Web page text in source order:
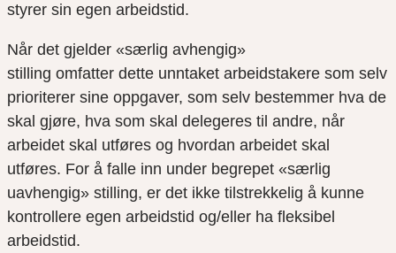
styrer sin egen arbeidstid.
Når det gjelder «særlig avhengig»
stilling omfatter dette unntaket arbeidstakere som selv
prioriterer sine oppgaver, som selv bestemmer hva de
skal gjøre, hva som skal delegeres til andre, når
arbeidet skal utføres og hvordan arbeidet skal
utføres. For å falle inn under begrepet «særlig
uavhengig» stilling, er det ikke tilstrekkelig å kunne
kontrollere egen arbeidstid og/eller ha fleksibel
arbeidstid.